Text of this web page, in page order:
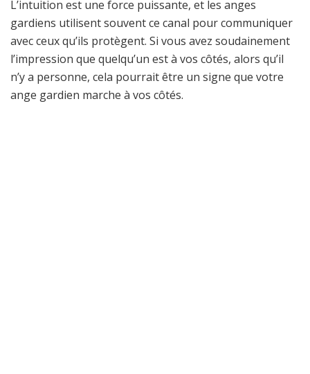
L’intuition est une force puissante, et les anges
gardiens utilisent souvent ce canal pour communiquer
avec ceux qu’ils protègent. Si vous avez soudainement
l’impression que quelqu’un est à vos côtés, alors qu’il
n’y a personne, cela pourrait être un signe que votre
ange gardien marche à vos côtés.